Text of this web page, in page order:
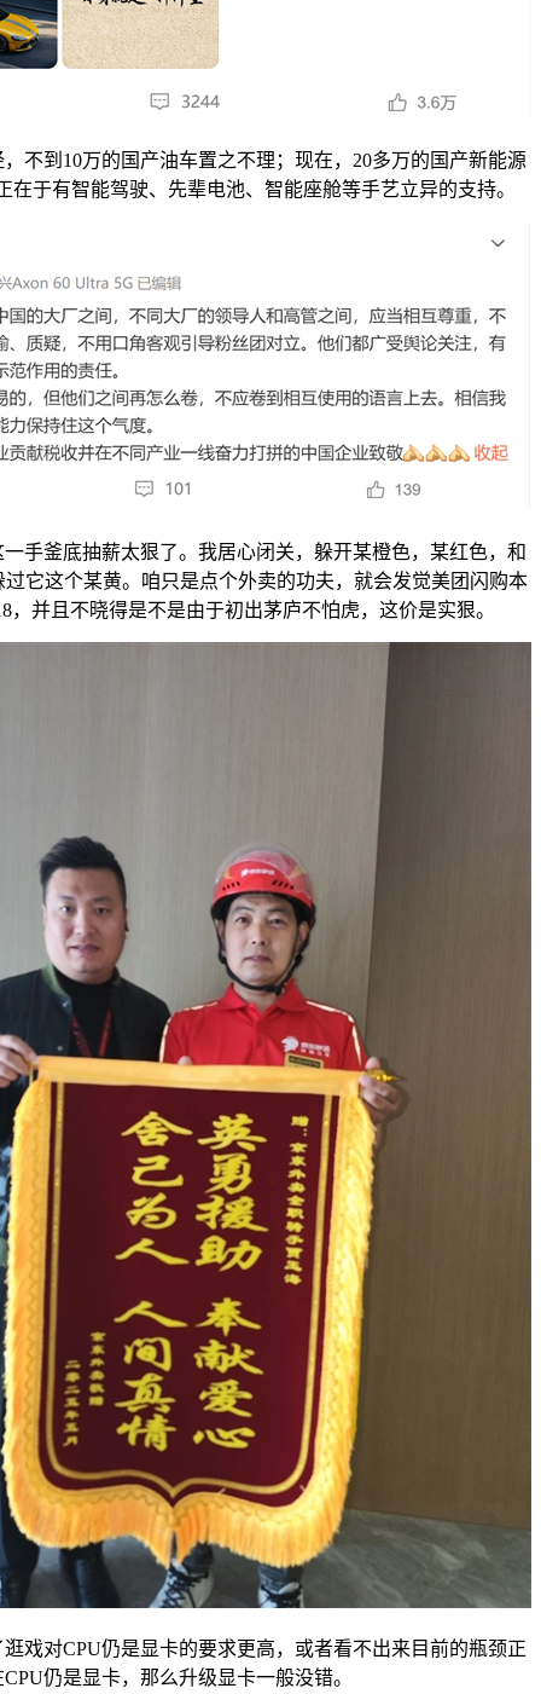
到10万的国产油车置之不理；现在，20多万的国产新能源
在于有智能驾驶、先辈电池、智能座舱等手艺立异的支持。
釜底抽薪太狠了。我居心闭关，躲开某橙色，某红色，和
过它这个某黄。咱只是点个外卖的功夫，就会发觉美团闪购本
，并且不晓得是不是由于初出茅庐不怕虎，这价是实狠。
对CPU仍是显卡的要求更高，或者看不出来目前的瓶颈正
CPU仍是显卡，那么升级显卡一般没错。